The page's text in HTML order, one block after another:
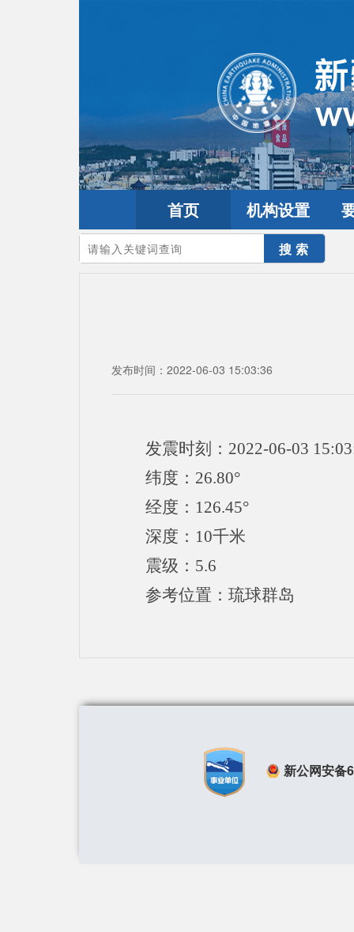
首页 机构设置
您的当前位置：首页>地震频道 全球震讯
发布时间：2022-06-03 15:03:36
发震时刻：2022-06-03
纬度：26.80°
经度：126.45°
深度：10千米
震级：5.6
参考位置：琉球群岛
新公网安备